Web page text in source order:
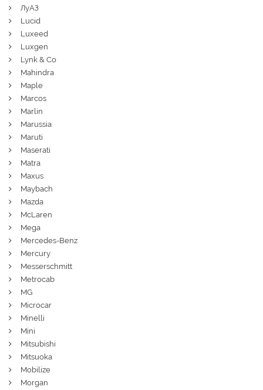
ЛуАЗ
Lucid
Luxeed
Luxgen
Lynk & Co
Mahindra
Maple
Marcos
Marlin
Marussia
Maruti
Maserati
Matra
Maxus
Maybach
Mazda
McLaren
Mega
Mercedes-Benz
Mercury
Messerschmitt
Metrocab
MG
Microcar
Minelli
Mini
Mitsubishi
Mitsuoka
Mobilize
Morgan